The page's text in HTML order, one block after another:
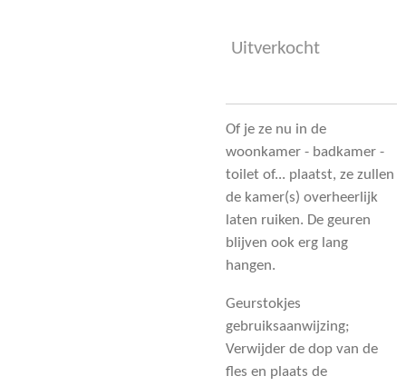
Uitverkocht
Of je ze nu in de
woonkamer - badkamer -
toilet of... plaatst, ze zullen
de kamer(s) overheerlijk
laten ruiken. De geuren
blijven ook erg lang
hangen.
Geurstokjes
gebruiksaanwijzing;
Verwijder de dop van de
fles en plaats de